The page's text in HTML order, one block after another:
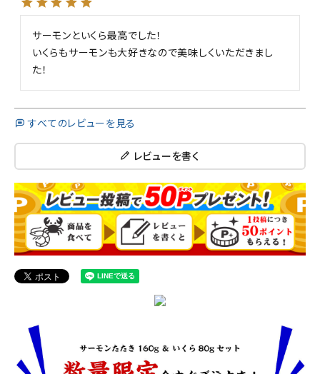
サーモンといくら最高でした！
いくらもサーモンも大好きなので美味しくいただきまし
た！
すべてのレビューを見る
レビューを書く